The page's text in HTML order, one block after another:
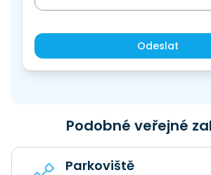
Odeslat
Podobné veřejné
Parkoviště